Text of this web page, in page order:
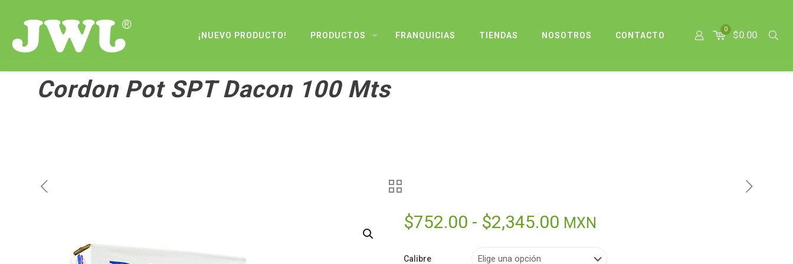
¡NUEVO PRODUCTO! PRODUCTOS FRANQUICIAS TIENDAS NOSOTROS CONTACTO
0
$0.00
Cordon Pot SPT Dacon 100 Mts
$752.00 - $2,345.00 Rango
precios:
MXN
Calibre